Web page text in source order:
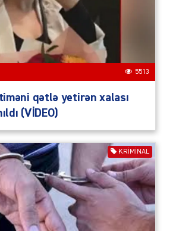
5513
qətlə yetirən xalası
(VİDEO)
KRIMINAL